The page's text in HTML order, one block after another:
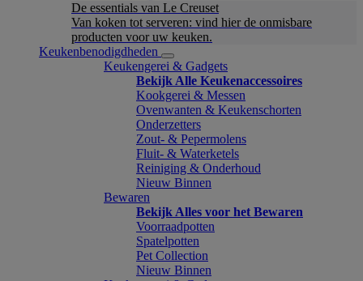
De essentials van Le Creuset
Van koken tot serveren: vind hier de onmisbare
producten voor uw keuken.
Keukenbenodigdheden
Keukengerei & Gadgets
Bekijk Alle Keukenaccessoires
Kookgerei & Messen
Ovenwanten & Keukenschorten
Onderzetters
Zout- & Pepermolens
Fluit- & Waterketels
Reiniging & Onderhoud
Nieuw Binnen
Bewaren
Bekijk Alles voor het Bewaren
Voorraadpotten
Spatelpotten
Pet Collection
Nieuw Binnen